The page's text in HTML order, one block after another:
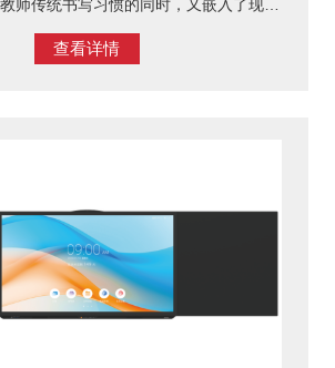
师传统书写习惯的同时，又嵌入了现代
设多元化的互动教学场景。
查看详情